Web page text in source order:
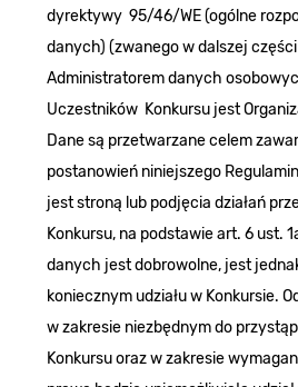
dyrektywy 95/46/WE (ogólne
danych) (zwanego w dalszej części
Administratorem danych
Uczestników Konkursu jest
Dane są przetwarzane celem
postanowień niniejszego
jest stroną lub podjęcia działań
Konkursu, na podstawie art. 6 ust.
danych jest dobrowolne, jest
koniecznym udziału w Konkursie.
w zakresie niezbędnym do
Konkursu oraz w zakresie